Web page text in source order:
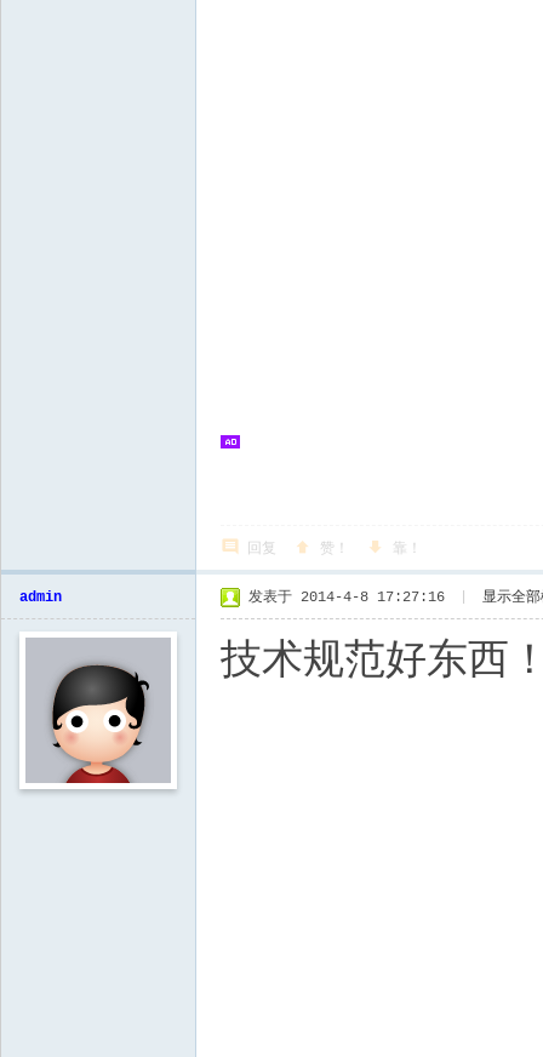
回复 赞！ 靠！
admin 发表于 2014-4-8 17:27:16 显示全
技术规范好东西